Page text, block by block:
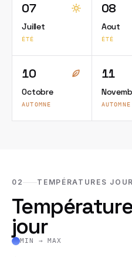
07
Juillet
ÉTÉ
08
Aout
ÉTÉ
10
Octobre
AUTOMNE
11
AUTOMNE
02 TEMPÉRATURES
jour
MIN → MAX